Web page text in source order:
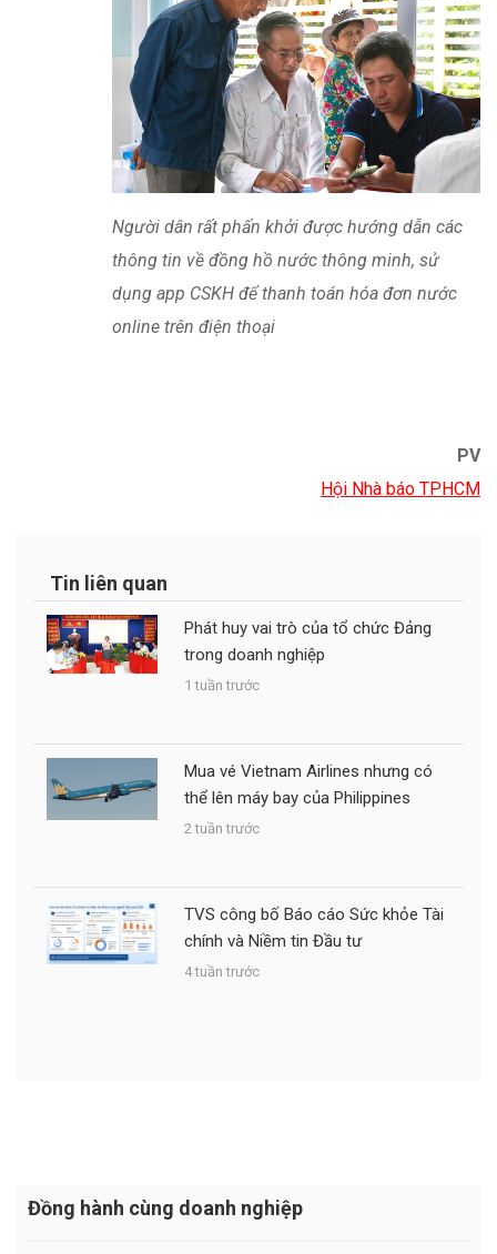
PV
Hội Nhà báo TPHCM
Tin liên quan
Phát huy vai trò của tổ chức Đảng
trong doanh nghiệp
1 tuần trước
Mua vé Vietnam Airlines nhưng có
thể lên máy bay của Philippines
2 tuần trước
TVS công bố Báo cáo Sức khỏe Tài
chính và Niềm tin Đầu tư
4 tuần trước
Đồng hành cùng doanh nghiệp